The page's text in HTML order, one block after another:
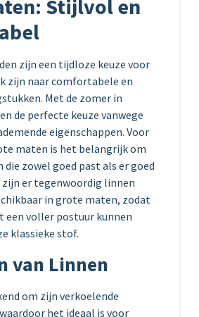
Stijlvol en
zijn een tijdloze keuze voor
zijn naar comfortabele en
Met de zomer in
de perfecte keuze vanwege
eigenschappen. Voor
maten is het belangrijk om
die zowel goed past als er goed
er tegenwoordig linnen
in grote maten, zodat
een voller postuur kunnen
klassieke stof.
van Linnen
om zijn verkoelende
het ideaal is voor